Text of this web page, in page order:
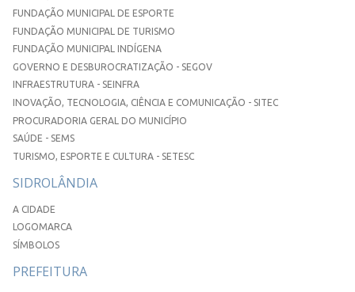
FUNDAÇÃO MUNICIPAL DE ESPORTE
FUNDAÇÃO MUNICIPAL DE TURISMO
FUNDAÇÃO MUNICIPAL INDÍGENA
GOVERNO E DESBUROCRATIZAÇÃO - SEGOV
INFRAESTRUTURA - SEINFRA
INOVAÇÃO, TECNOLOGIA, CIÊNCIA E COMUNICAÇÃO - SITEC
PROCURADORIA GERAL DO MUNICÍPIO
SAÚDE - SEMS
TURISMO, ESPORTE E CULTURA - SETESC
SIDROLÂNDIA
A CIDADE
LOGOMARCA
SÍMBOLOS
PREFEITURA